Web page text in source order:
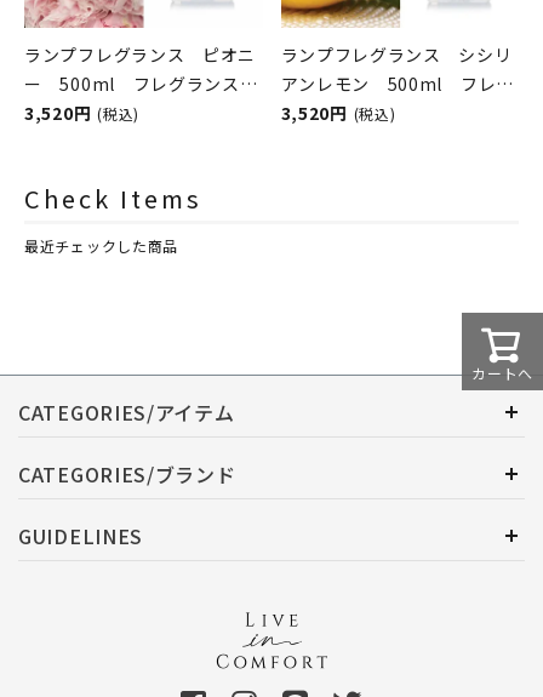
ランプフレグランス ピオニ
ー 500ml フレグランスラ
ンプ用オイル
3,520円 (税込)
ランプフレグランス シシリ
アンレモン 500ml フレグ
ランスランプ用オイル
3,520円 (税込)
Check Items
最近チェックした商品
カートへ
CATEGORIES/アイテム
CATEGORIES/ブランド
GUIDELINES